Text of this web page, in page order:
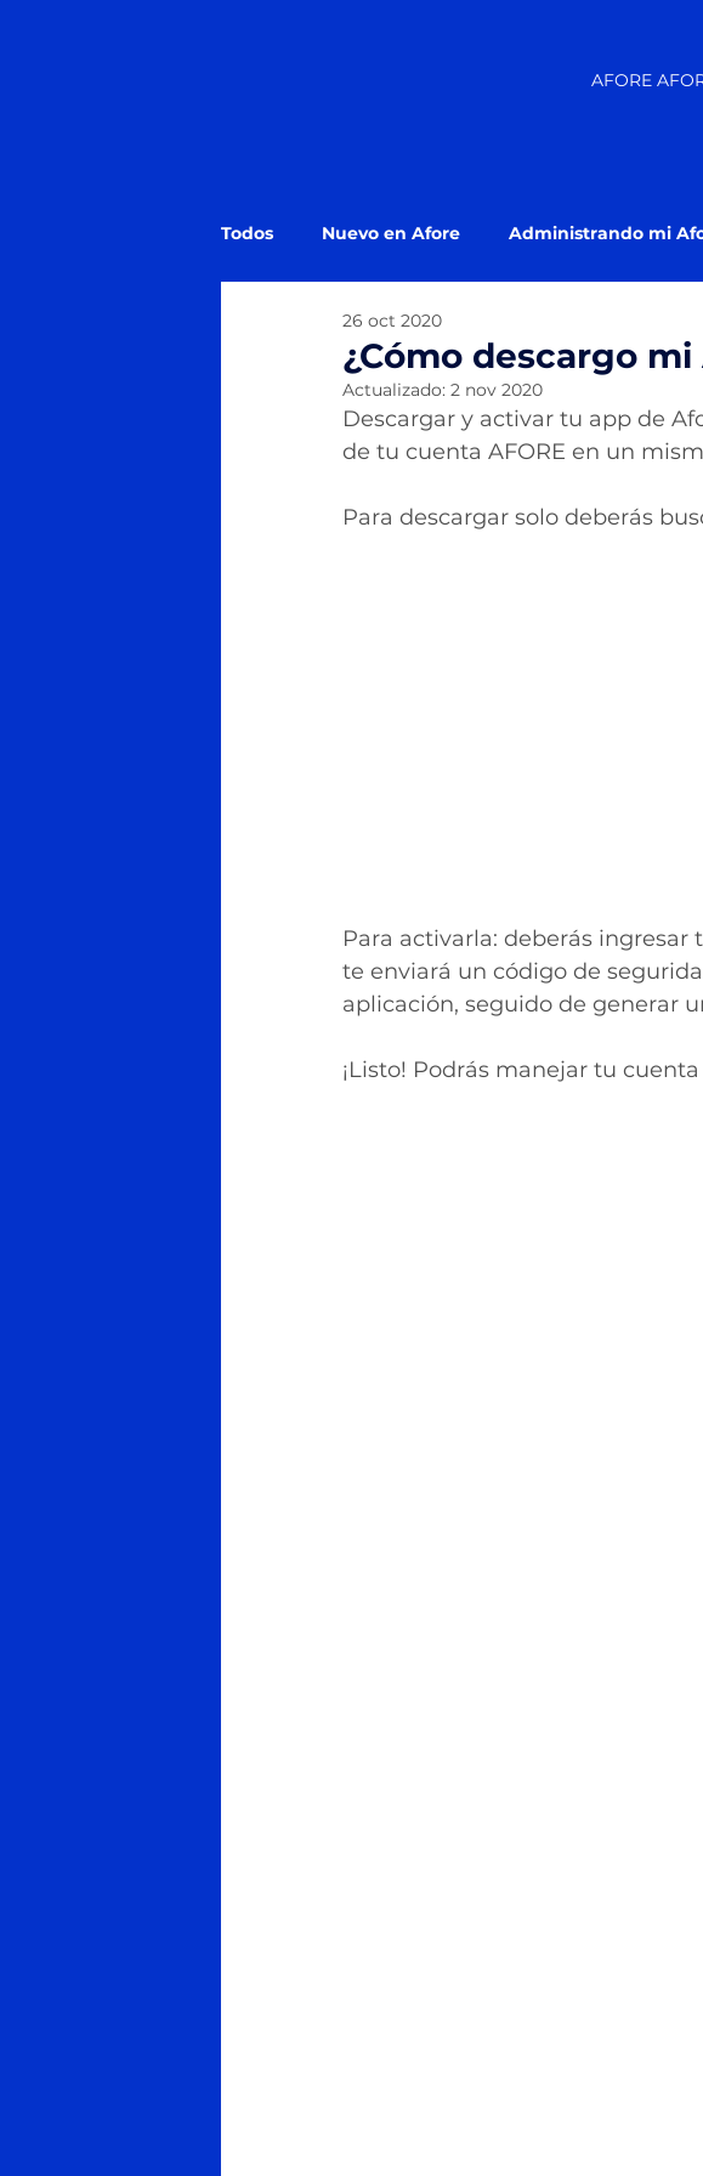
AFORE
Todos Nuevo en Afore Administrando mi
Estado de Cuenta Afore
¿Cómo descargo mi
26 oct 2020
Actualizado: 2 nov 2020
Descargar y activar tu app de
de tu cuenta AFORE en un
Para descargar solo deberás
Para activarla: deberás ingresar
te enviará un código de
aplicación, seguido de generar
¡Listo! Podrás manejar tu